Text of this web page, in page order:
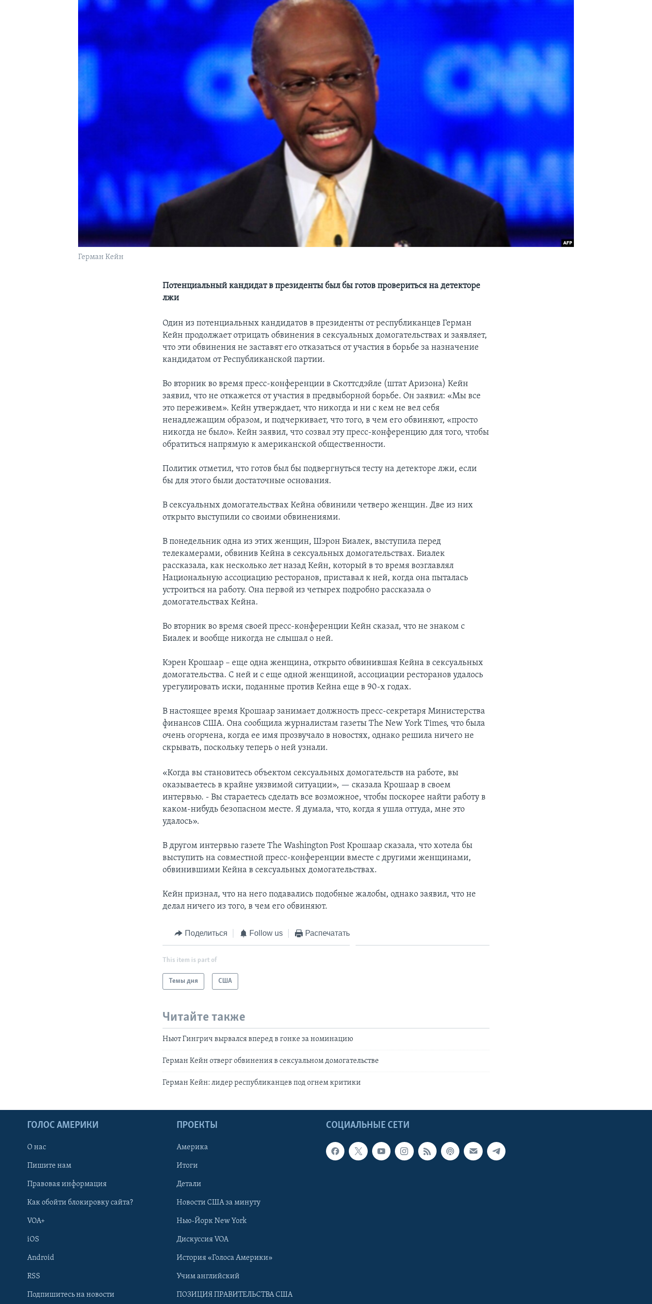
Learning English
Герман Кейн
Потенциальный кандидат в президенты был бы готов провериться на детекторе
лжи
Один из потенциальных кандидатов в президенты от республиканцев Герман
Кейн продолжает отрицать обвинения в сексуальных домогательствах и заявляет,
что эти обвинения не заставят его отказаться от участия в борьбе за назначение
кандидатом от Республиканской партии.
Во вторник во время пресс-конференции в Скоттсдэйле (штат Аризона) Кейн
заявил, что не откажется от участия в предвыборной борьбе. Он заявил: «Мы все
это переживем». Кейн утверждает, что никогда и ни с кем не вел себя
ненадлежащим образом, и подчеркивает, что того, в чем его обвиняют, «просто
никогда не было». Кейн заявил, что созвал эту пресс-конференцию для того, чтобы
обратиться напрямую к американской общественности.
Политик отметил, что готов был бы подвергнуться тесту на детекторе лжи, если
бы для этого были достаточные основания.
В сексуальных домогательствах Кейна обвинили четверо женщин. Две из них
открыто выступили со своими обвинениями.
В понедельник одна из этих женщин, Шэрон Биалек, выступила перед
телекамерами, обвинив Кейна в сексуальных домогательствах. Биалек
рассказала, как несколько лет назад Кейн, который в то время возглавлял
Национальную ассоциацию ресторанов, приставал к ней, когда она пыталась
устроиться на работу. Она первой из четырех подробно рассказала о
домогательствах Кейна.
Во вторник во время своей пресс-конференции Кейн сказал, что не знаком с
Биалек и вообще никогда не слышал о ней.
Кэрен Крошаар – еще одна женщина, открыто обвинившая Кейна в сексуальных
домогательства. С ней и с еще одной женщиной, ассоциации ресторанов удалось
урегулировать иски, поданные против Кейна еще в 90-х годах.
В настоящее время Крошаар занимает должность пресс-секретаря Министерства
финансов США. Она сообщила журналистам газеты The New York Times, что была
очень огорчена, когда ее имя прозвучало в новостях, однако решила ничего не
скрывать, поскольку теперь о ней узнали.
«Когда вы становитесь объектом сексуальных домогательств на работе, вы
оказываетесь в крайне уязвимой ситуации», — сказала Крошаар в своем
интервью. - Вы стараетесь сделать все возможное, чтобы поскорее найти работу в
каком-нибудь безопасном месте. Я думала, что, когда я ушла оттуда, мне это
удалось».
В другом интервью газете The Washington Post Крошаар сказала, что хотела бы
выступить на совместной пресс-конференции вместе с другими женщинами,
обвинившими Кейна в сексуальных домогательствах.
Кейн признал, что на него подавались подобные жалобы, однако заявил, что не
делал ничего из того, в чем его обвиняют.
Поделиться Follow us Распечатать
This item is part of
Темы дня США
Читайте также
Ньют Гингрич вырвался вперед в гонке за номинацию
Герман Кейн отверг обвинения в сексуальном домогательстве
Герман Кейн: лидер республиканцев под огнем критики
СОЦИАЛЬНЫЕ СЕТИ
ГОЛОС АМЕРИКИ
О нас
Пишите нам
Правовая информация
Как обойти блокировку сайта?
VOA+
iOS
Android
RSS
Подпишитесь на новости
ПРОЕКТЫ
Америка
Итоги
Детали
Новости США за минуту
Нью-Йорк New York
Дискуссия VOA
История «Голоса Америки»
Учим английский
ПОЗИЦИЯ ПРАВИТЕЛЬСТВА США